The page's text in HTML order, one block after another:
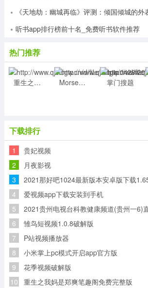
听书app排行榜前十名_免费听书软件推荐
热门推荐
重生之我妈是郑爽笔趣阁免费完整版 Morse摩斯密码键盘下载安卓2021最新版 掌门搜题
下载排行
1 贵妃视频
2 月夜影视
3 2021那好吧1024最新版本安卓版下载
4 爱视频app下载安装到手机
5 2021贵州电视台科教健康频道(贵州一6)
6 雏鸟短视频1.0.8破解版
7 P站视频播放器
8 小米掌上pc模式开启app官方版
9 花季视频破解版
10 重生之我妈是郑爽笔趣阁免费完整版